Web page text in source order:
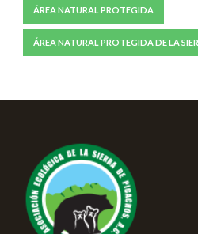
ÁREA NATURAL PROTEGIDA
ÁREA NATURAL PROTEGIDA DE LA